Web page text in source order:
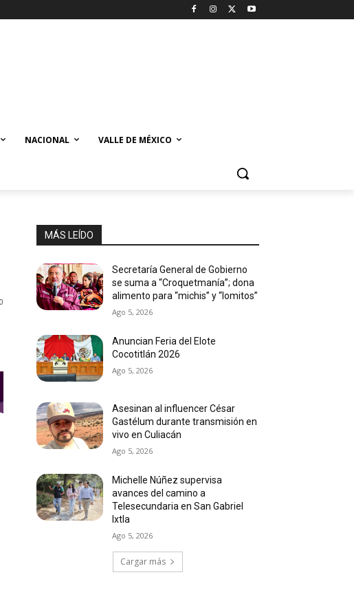
NACIONAL VALLE DE MÉXICO
0
MÁS LEÍDO
Secretaría General de Gobierno
se suma a “Croquetmanía”; dona
alimento para “michis” y “lomitos”
Ago 5, 2026
Anuncian Feria del Elote
Cocotitlán 2026
Ago 5, 2026
Asesinan al influencer César
Gastélum durante transmisión en
vivo en Culiacán
Ago 5, 2026
Michelle Núñez supervisa
avances del camino a
Telesecundaria en San Gabriel
Ixtla
Ago 5, 2026
Cargar más